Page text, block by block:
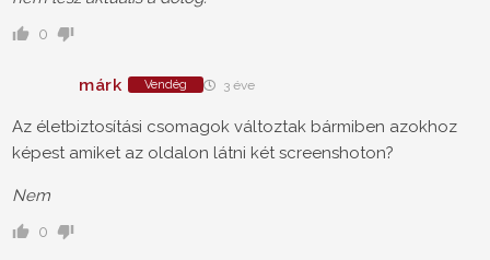
0
márk Vendég 3 éve
Az életbiztosítási csomagok változtak bármiben azokhoz
képest amiket az oldalon látni két screenshoton?
Nem
0